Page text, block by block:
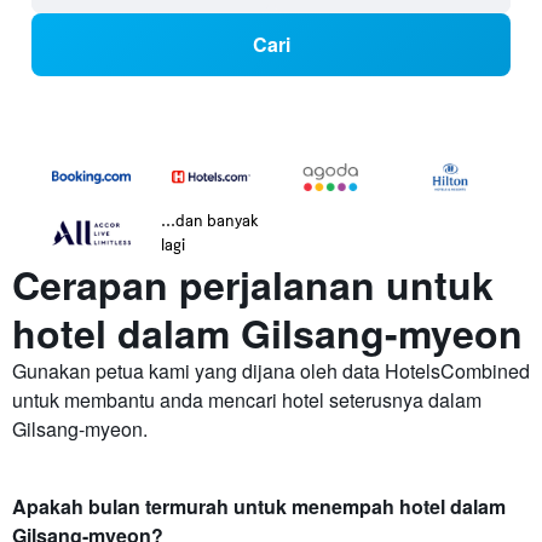
Cari
...dan banyak
lagi
Cerapan perjalanan untuk
hotel dalam Gilsang-myeon
Gunakan petua kami yang dijana oleh data HotelsCombined
untuk membantu anda mencari hotel seterusnya dalam
Gilsang-myeon.
Apakah bulan termurah untuk menempah hotel dalam
Gilsang-myeon?